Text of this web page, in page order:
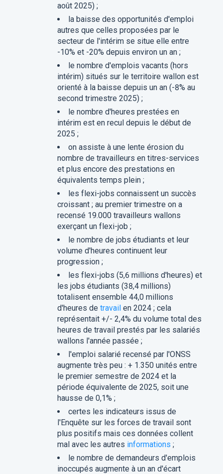
août 2025) ;
la baisse des opportunités d'emploi
autres que celles proposées par le
secteur de l'intérim se situe elle entre
-10% et -20% depuis environ un an ;
le nombre d'emplois vacants (hors
intérim) situés sur le territoire wallon est
orienté à la baisse depuis un an (-8% au
second trimestre 2025) ;
le nombre d'heures prestées en
intérim est en recul depuis le début de
2025 ;
on assiste à une lente érosion du
nombre de travailleurs en titres-services
et plus encore des prestations en
équivalents temps plein ;
les flexi-jobs connaissent un succès
croissant ; au premier trimestre on a
recensé 19.000 travailleurs wallons
exerçant un flexi-job ;
le nombre de jobs étudiants et leur
volume d'heures continuent leur
progression ;
les flexi-jobs (5,6 millions d'heures) et
les jobs étudiants (38,4 millions)
totalisent ensemble 44,0 millions
d'heures de travailen 2024 ; cela
représentait +/- 2,4% du volume total des
heures de travail prestés par les salariés
wallons l'année passée ;
l'emploi salarié recensé par l'ONSS
augmente très peu : + 1.350 unités entre
le premier semestre de 2024 et la
période équivalente de 2025, soit une
hausse de 0,1% ;
certes les indicateurs issus de
l'Enquête sur les forces de travail sont
plus positifs mais ces données collent
mal avec les autres informations ;
le nombre de demandeurs d'emplois
inoccupés augmente à un an d'écart